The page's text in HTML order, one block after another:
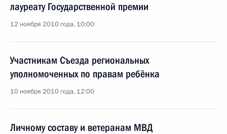
лауреату Государственной премии
12 ноября 2010 года, 10:00
Участникам Съезда региональных
уполномоченных по правам ребёнка
10 ноября 2010 года, 12:00
Личному составу и ветеранам МВД